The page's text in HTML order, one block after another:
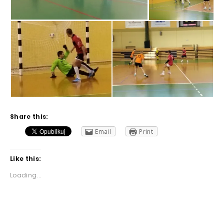
Share this:
Email
Print
Like this:
Loading...